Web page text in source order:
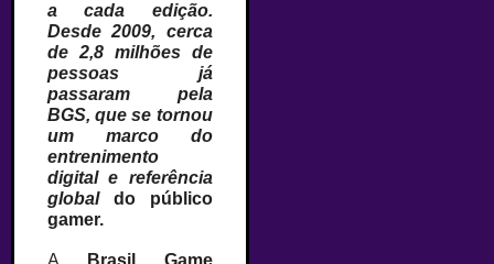
a cada edição.
Desde 2009, cerca
de 2,8 milhões de
pessoas já
passaram pela
BGS, que se tornou
um marco do
entrenimento
digital e referência
global do público
gamer.
A
Brasil Game